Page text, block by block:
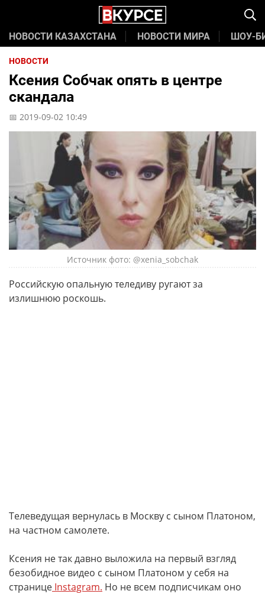
НОВОСТИ КАЗАХСТАНА НОВОСТИ МИРА ШОУ-
НОВОСТИ
Ксения Собчак опять в центре
скандала
📅 2019-09-02 10:49
Источник фото: @xenia_sobchak
Российскую опальную теледиву ругают за
излишнюю роскошь.
Телеведущая вернулась в Москву с сыном Платоном,
на частном самолете.
Ксения не так давно выложила на первый взгляд
безобидное видео с сыном Платоном у себя на
странице Instagram. Но не всем подписчикам оно